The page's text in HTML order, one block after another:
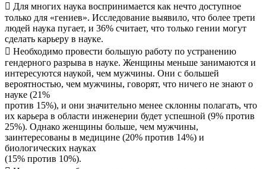
 Для многих наука воспринимается как нечто доступное
только для «гениев». Исследование выявило, что более трети
людей наука пугает, и 36% считает, что только гении могут
сделать карьеру в науке.
 Необходимо провести большую работу по устранению
гендерного разрыва в науке. Женщины меньше занимаются и
интересуются наукой, чем мужчины. Они с большей
вероятностью, чем мужчины, говорят, что ничего не знают о
науке (21%
против 15%), и они значительно менее склонны полагать, что
их карьера в области инженерии будет успешной (9% против
25%). Однако женщины больше, чем мужчины,
заинтересованы в медицине (20% против 14%) и
биологических науках
(15% против 10%).